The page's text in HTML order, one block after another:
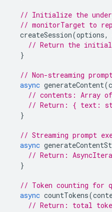
// Initialize the
// monitorTarget to
createSession(options,
// Return the
}
// Non-streaming
async generateContent(
// contents:
// Return: { text:
}
// Streaming prompt
async
// Return:
}
// Token counting for
async countTokens(
// Return: total